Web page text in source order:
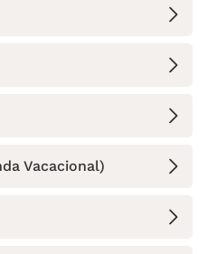
Vacacional)